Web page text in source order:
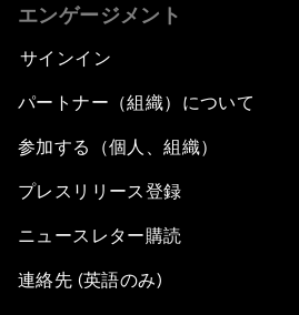
エンゲージメント
サインイン
パートナー（組織）について
参加する（個人、組織）
プレスリリース登録
ニュースレター購読
連絡先 (英語のみ)